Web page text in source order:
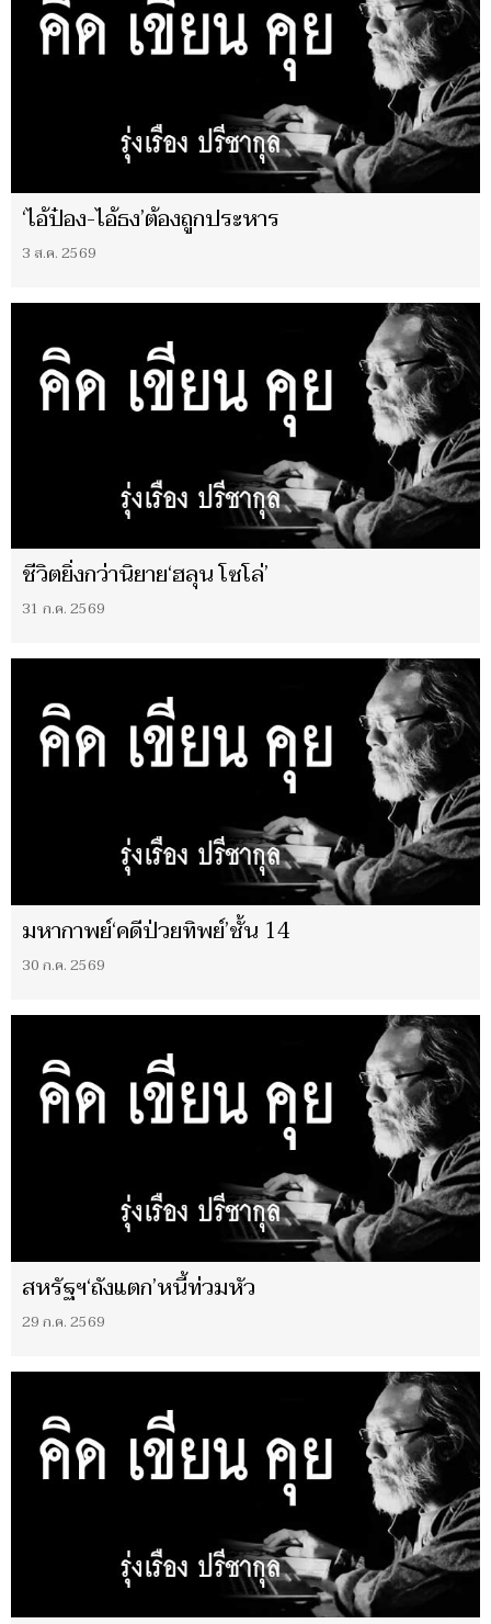
‘ไอ้ป๋อง-ไอ้ธง’ต้องถูกประหาร
3 ส.ค. 2569
ชีวิตยิ่งกว่านิยาย‘ฮลุน โซโล่’
31 ก.ค. 2569
มหากาพย์‘คดีป่วยทิพย์’ชั้น 14
30 ก.ค. 2569
สหรัฐฯ‘ถังแตก’หนี้ท่วมหัว
29 ก.ค. 2569